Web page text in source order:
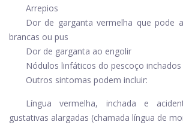
Arrepios
Dor de garganta vermelha que pode
brancas ou pus
Dor de garganta ao engolir
Nódulos linfáticos do pescoço inchados
Outros sintomas podem incluir:
Língua vermelha, inchada e
gustativas alargadas (chamada língua de